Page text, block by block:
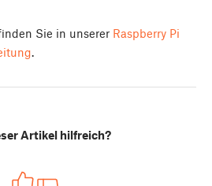
Sie in unserer Raspberry Pi
.
Artikel hilfreich?